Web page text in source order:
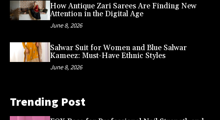
How Antique Zari Sarees Are Finding New
Attention in the Digital Age
June 8, 2026
Salwar Suit for Women and Blue Salwar
Kameez: Must-Have Ethnic Styles
June 8, 2026
Trending Post